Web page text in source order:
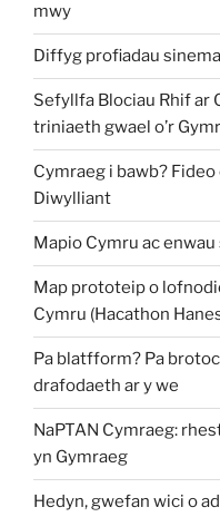
mwy
Diffyg profiadau
Sefyllfa Blociau Rhif ar
triniaeth gwael o’r
Cymraeg i bawb?
Diwylliant
Mapio Cymru ac
Map prototeip o
Cymru (Hacathon
Pa blatfform? Pa
drafodaeth ar y we
NaPTAN Cymraeg:
yn Gymraeg
Hedyn, gwefan wici o